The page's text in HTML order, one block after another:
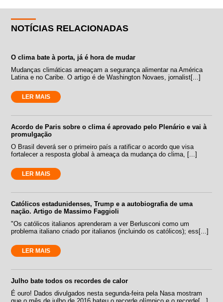
NOTÍCIAS RELACIONADAS
O clima bate à porta, já é hora de mudar
Mudanças climáticas ameaçam a segurança alimentar na América
Latina e no Caribe. O artigo é de Washington Novaes, jornalist[...]
LER MAIS
Acordo de Paris sobre o clima é aprovado pelo Plenário e vai à
promulgação
O Brasil deverá ser o primeiro país a ratificar o acordo que visa
fortalecer a resposta global à ameaça da mudança do clima, [...]
LER MAIS
Católicos estadunidenses, Trump e a autobiografia de uma
nação. Artigo de Massimo Faggioli
"Os católicos italianos aprenderam a ver Berlusconi como um
problema italiano criado por italianos (incluindo os católicos); ess[...]
LER MAIS
Julho bate todos os recordes de calor
É ouro! Dados divulgados nesta segunda-feira pela Nasa mostram